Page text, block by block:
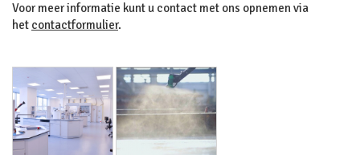
Voor meer informatie kunt u contact met ons opnemen via
het contactformulier.